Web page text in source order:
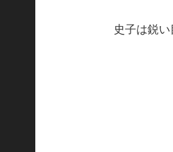
史子は鋭い